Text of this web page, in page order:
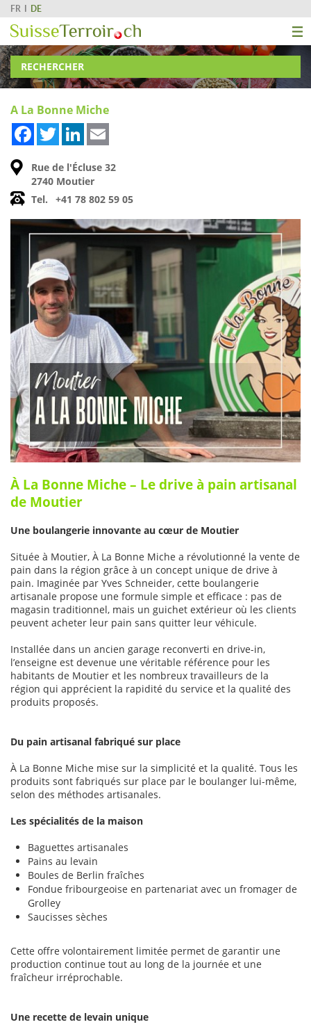
FR DE
RECHERCHER
A La Bonne Miche
FacebookTwitterLinkedIn
Rue de l'Écluse 32
2740 Moutier
Tel.
+41 78 802 59 05
À La Bonne Miche – Le drive à pain artisanal
de Moutier
Une boulangerie innovante au cœur de Moutier
Située à Moutier, À La Bonne Miche a révolutionné la vente de
pain dans la région grâce à un concept unique de drive à
pain. Imaginée par Yves Schneider, cette boulangerie
artisanale propose une formule simple et efficace : pas de
magasin traditionnel, mais un guichet extérieur où les clients
peuvent acheter leur pain sans quitter leur véhicule.
Installée dans un ancien garage reconverti en drive-in,
l’enseigne est devenue une véritable référence pour les
habitants de Moutier et les nombreux travailleurs de la
région qui apprécient la rapidité du service et la qualité des
produits proposés.
Du pain artisanal fabriqué sur place
À La Bonne Miche mise sur la simplicité et la qualité. Tous les
produits sont fabriqués sur place par le boulanger lui-même,
selon des méthodes artisanales.
Les spécialités de la maison
Baguettes artisanales
Pains au levain
Boules de Berlin fraîches
Fondue fribourgeoise en partenariat avec un fromager de
Grolley
Saucisses sèches
Cette offre volontairement limitée permet de garantir une
production continue tout au long de la journée et une
fraîcheur irréprochable.
Une recette de levain unique